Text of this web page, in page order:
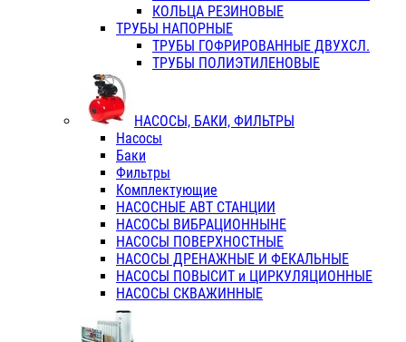
КОЛЬЦА РЕЗИНОВЫЕ
ТРУБЫ НАПОРНЫЕ
ТРУБЫ ГОФРИРОВАННЫЕ ДВУХСЛ.
ТРУБЫ ПОЛИЭТИЛЕНОВЫЕ
НАСОСЫ, БАКИ, ФИЛЬТРЫ
Насосы
Баки
Фильтры
Комплектующие
НАСОСНЫЕ АВТ СТАНЦИИ
НАСОСЫ ВИБРАЦИОННЫНЕ
НАСОСЫ ПОВЕРХНОСТНЫЕ
НАСОСЫ ДРЕНАЖНЫЕ И ФЕКАЛЬНЫЕ
НАСОСЫ ПОВЫСИТ и ЦИРКУЛЯЦИОННЫЕ
НАСОСЫ СКВАЖИННЫЕ